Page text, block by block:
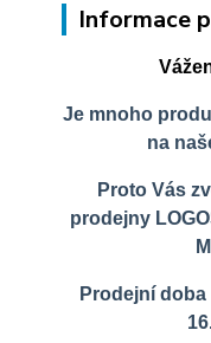
Informace
Je mnoho
na
Proto Vás
prodejny
Prodejní doba